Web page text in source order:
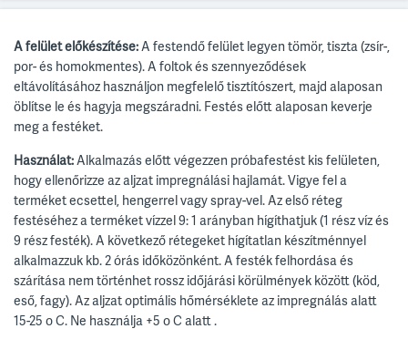
A felület előkészítése:A festendő felület legyen tömör, tiszta (zsír-,
por- és homokmentes).A foltok és szennyeződések
eltávolításához használjon megfelelő tisztítószert, majd alaposan
öblítse le és hagyja megszáradni. Festés előtt alaposan keverje
meg a festéket.
Használat:Alkalmazás előtt végezzen próbafestést kis felületen,
hogy ellenőrizze az aljzat impregnálási hajlamát.Vigye fel a
terméket ecsettel, hengerrel vagy spray-vel.Az első réteg
festéséhez a terméket vízzel 9: 1 arányban hígíthatjuk (1 rész víz és
9 rész festék).A következő rétegeket hígítatlan készítménnyel
alkalmazzuk kb. 2 órás időközönként.A festék felhordása és
szárítása nem történhet rossz időjárási körülmények között (köd,
eső, fagy).Az aljzat optimális hőmérséklete az impregnálás alatt
15-25 oC. Ne használja +5 oC alatt.